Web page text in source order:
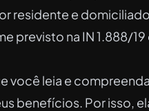
residente e
previsto na IN 1.888/
você leia e
benefícios. Por isso,